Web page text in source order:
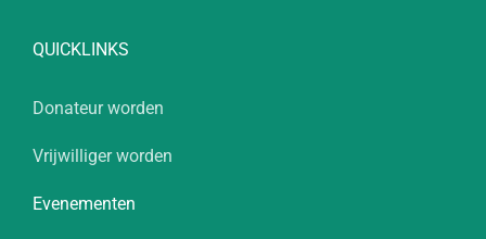
QUICKLINKS
Donateur worden
Vrijwilliger worden
Evenementen